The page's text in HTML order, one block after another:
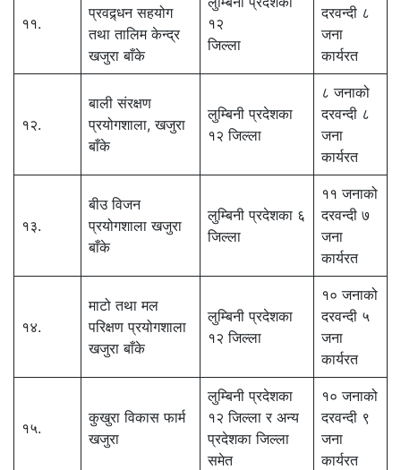
११.
प्रवद्र्धन सहयोग
तथा तालिम केन्द्र
खजुरा बाँके
१२
जिल्ला
दरवन्दी ८
जना
कार्यरत
१२.
बाली संरक्षण
प्रयोगशाला, खजुरा
बाँके
लुम्बिनी प्रदेशका
१२ जिल्ला
८ जनाको
दरवन्दी ८
जना
कार्यरत
१३.
बीउ विजन
प्रयोगशाला खजुरा
बाँके
लुम्बिनी प्रदेशका ६
जिल्ला
११ जनाको
दरवन्दी ७
जना
कार्यरत
१४.
माटो तथा मल
परिक्षण प्रयोगशाला
खजुरा बाँके
लुम्बिनी प्रदेशका
१२ जिल्ला
१० जनाको
दरवन्दी ५
जना
कार्यरत
१५.
कुखुरा विकास फार्म
खजुरा
लुम्बिनी प्रदेशका
१२ जिल्ला र अन्य
प्रदेशका जिल्ला
समेत
१० जनाको
दरवन्दी ९
जना
कार्यरत